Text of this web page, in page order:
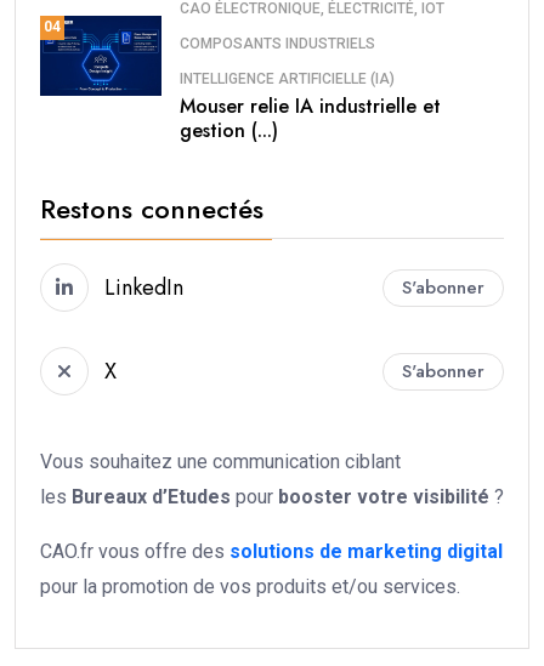
04
CAO ÉLECTRONIQUE, ÉLECTRICITÉ, IOT
COMPOSANTS INDUSTRIELS
INTELLIGENCE ARTIFICIELLE (IA)
Mouser relie IA industrielle et
gestion (...)
Restons connectés
LinkedIn S'abonner
X S'abonner
Vous souhaitez une communication ciblant
les Bureaux d’Etudes pour booster votre visibilité ?
CAO.fr vous offre des solutions de marketing digital
pour la promotion de vos produits et/ou services.